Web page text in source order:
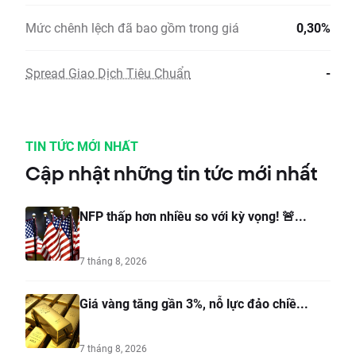
Mức chênh lệch đã bao gồm trong giá 0,30%
Spread Giao Dịch Tiêu Chuẩn -
TIN TỨC MỚI NHẤT
Cập nhật những tin tức mới nhất
NFP thấp hơn nhiều so với kỳ vọng! 🚨...
7 tháng 8, 2026
Giá vàng tăng gần 3%, nỗ lực đảo chiề...
7 tháng 8, 2026